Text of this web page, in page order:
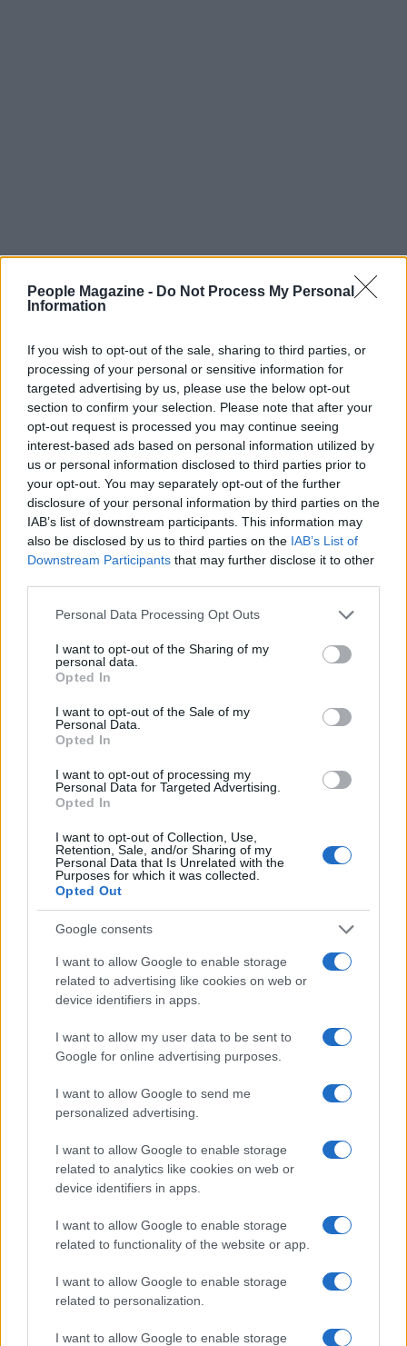
People Magazine - Do Not Process My Personal
Information
If you wish to opt-out of the sale, sharing to third parties, or
processing of your personal or sensitive information for
targeted advertising by us, please use the below opt-out
section to confirm your selection. Please note that after your
opt-out request is processed you may continue seeing
interest-based ads based on personal information utilized by
us or personal information disclosed to third parties prior to
your opt-out. You may separately opt-out of the further
disclosure of your personal information by third parties on the
IAB’s list of downstream participants. This information may
also be disclosed by us to third parties on the IAB’s List of
Downstream Participants that may further disclose it to other
Please note that this website/app uses one or more Google
not limited to your visit or usage behaviour. You may click to
grant or deny consent to Google and its third-party tags to
use your data for below specified purposes in below Google
consent section.
Personal Data Processing Opt Outs
I want to opt-out of the Sharing of my
personal data.
Opted In
I want to opt-out of the Sale of my
Personal Data.
Opted In
I want to opt-out of processing my
Personal Data for Targeted Advertising.
Opted In
I want to opt-out of Collection, Use,
Retention, Sale, and/or Sharing of my
Personal Data that Is Unrelated with the
Purposes for which it was collected.
Opted Out
Google consents
I want to allow Google to enable storage
related to advertising like cookies on web or
device identifiers in apps.
I want to allow my user data to be sent to
Google for online advertising purposes.
I want to allow Google to send me
personalized advertising.
I want to allow Google to enable storage
related to analytics like cookies on web or
device identifiers in apps.
I want to allow Google to enable storage
related to functionality of the website or app.
I want to allow Google to enable storage
related to personalization.
I want to allow Google to enable storage
Aspetti personali osservati dai media
anche sulla sfera privata: la relazione con il regista
Tim Burton, iniziata nel 2026 e conclusasi nel
2026, è stata chiusa con parole di affetto
reciproco, mentre a marzo la coppia ha messo in
vendita una villa in Toscana. Bellucci tutela con
decisione la sua privacy, pur esprimendo orgoglio
per le figlie: Deva(21) ha già intrapreso la carriera
d’attrice, mentreLéonie(16) è ancora nella fase di
formazione. Infine, il ricordo della storia con
Vincent Casselrimane parte integrante del
racconto mediatico legato alla Croisette.
Camilla Fiore
Camilla Fiore, da Verona, annotò la prima
Fiera della Cosmesi: quell’articolo cambiò la
linea editoriale dedicata alla prova prodotto.
Propone rubriche con taglio rigoroso e porta
vecchi campionari.
Continua a leggere